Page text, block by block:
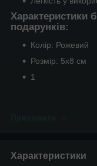
Характеристики
подарунків:
Колір: Рожевий
Розмір: 5х8 см
1
Характеристики